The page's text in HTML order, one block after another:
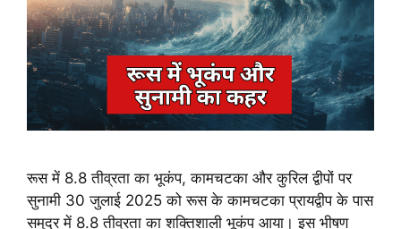
रूस में 8.8 तीव्रता का भूकंप, कामचटका और कुरिल द्वीपों पर
सुनामी 30 जुलाई 2025 को रूस के कामचटका प्रायद्वीप के पास
समुद्र में 8.8 तीव्रता का शक्तिशाली भूकंप आया। इस भीषण